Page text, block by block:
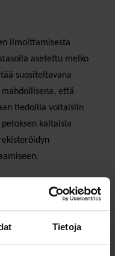
Tietoja
ilmoittamisesta
asetettu melko
suositeltavana
että
tiedoilla voitaisiin
kaltaisia
kynnys